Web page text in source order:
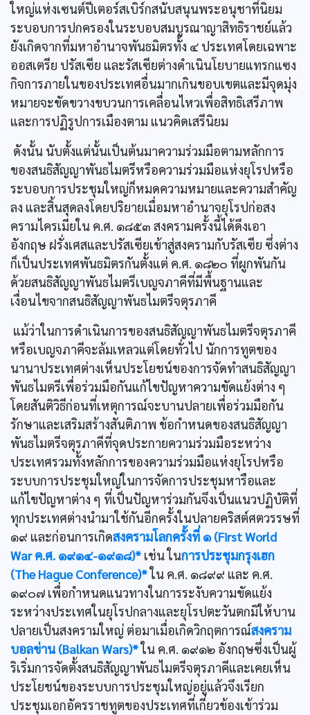
ใหญ่แห่งเซนต์ปีเตอร์สเบิร์กสนับสนุนพระอนุชาที่นิยม
ระบอบการปกครองในระบอบสมบูรณาญาสิทธิราชย์แล้ว
ยังเกิดจากที่มหาอำนาจพันธมิตรทั้ง ๔ ประเทศโดยเฉพาะ
ออสเตรีย ปรัสเซีย และรัสเซียต่างดำเนินโยบายแทรกแซง
กิจการภายในของประเทศอื่นมากเกินขอบเขตและมีจุดมุ่ง
หมายจะขัดขวางขบวนการเคลื่อนไหวเพื่อสิทธิเสรีภาพ
และการปฏิรูปการเมืองตาม แนวคิดเสรีนิยม
ดังนั้น นับตั้งแต่นั้นเป็นต้นมาความร่วมมือตามหลักการ
ของสนธิสัญญาพันธไมตรีหรือความร่วมมือแห่งยุโรปหรือ
ระบอบการประชุมใหญ่ก็หมดความหมายและความสำคัญ
ลง และสิ้นสุดลงโดยปริยายเมื่อมหาอำนาจยุโรปก่อสง
ครามไครเมียใน ค.ศ. ๑๘๕๓ สงครามครั้งนี้ได้ดึงเอา
อังกฤษ ฝรั่งเศสและปรัสเซียเข้าสู่สงครามกับรัสเซีย ซึ่งต่าง
ก็เป็นประเทศพันธมิตรกันตั้งแต่ ค.ศ. ๑๘๒๐ ที่ผูกพันกัน
ด้วยสนธิสัญญาพันธไมตรีเบญจภาคีที่มีพื้นฐานและ
เงื่อนไขจากสนธิสัญญาพันธไมตรีจตุรภาคี
แม้ว่าในการดำเนินการของสนธิสัญญาพันธไมตรีจตุรภาคี
หรือเบญจภาคีจะล้มเหลวแต่โดยทั่วไป นักการทูตของ
นานาประเทศต่างเห็นประโยชน์ของการจัดทำสนธิสัญญา
พันธไมตรีเพื่อร่วมมือกันแก้ไขปัญหาความขัดแย้งต่าง ๆ
โดยสันติวิธีก่อนที่เหตุการณ์จะบานปลายเพื่อร่วมมือกัน
รักษาและเสริมสร้างสันติภาพ ข้อกำหนดของสนธิสัญญา
พันธไมตรีจตุรภาคีที่จุดประกายความร่วมมือระหว่าง
ประเทศรวมทั้งหลักการของความร่วมมือแห่งยุโรปหรือ
ระบบการประชุมใหญ่ในการจัดการประชุมหารือและ
แก้ไขปัญหาต่าง ๆ ที่เป็นปัญหาร่วมกันจึงเป็นแนวปฏิบัติที่
ทุกประเทศต่างนำมาใช้กันอีกครั้งในปลายคริสต์ศตวรรษที่
๑๙ และก่อนการเกิดสงครามโลกครั้งที่ ๑ (First World
War ค.ศ. ๑๙๑๔-๑๙๑๘)* เช่น ในการประชุมกรุงเฮก
(The Hague Conference)*ใน ค.ศ. ๑๘๙๙ และ ค.ศ.
๑๙๐๗ เพื่อกำหนดแนวทางในการระงับความขัดแย้ง
ระหว่างประเทศในยุโรปกลางและยุโรปตะวันตกมิให้บาน
ปลายเป็นสงครามใหญ่ ต่อมาเมื่อเกิดวิกฤตการณ์สงคราม
บอลข่าน (Balkan Wars)*ใน ค.ศ. ๑๙๑๒ อังกฤษซึ่งเป็นผู้
ริเริ่มการจัดตั้งสนธิสัญญาพันธไมตรีจตุรภาคีและเคยเห็น
ประโยชน์ของระบบการประชุมใหญ่อยู่แล้วจึงเรียก
ประชุมเอกอัครราชทูตของประเทศที่เกี่ยวข้องเข้าร่วม